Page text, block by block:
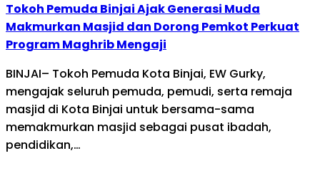
Tokoh Pemuda Binjai Ajak Generasi Muda
Makmurkan Masjid dan Dorong Pemkot Perkuat
Program Maghrib Mengaji
BINJAI– Tokoh Pemuda Kota Binjai, EW Gurky,
mengajak seluruh pemuda, pemudi, serta remaja
masjid di Kota Binjai untuk bersama-sama
memakmurkan masjid sebagai pusat ibadah,
pendidikan,…